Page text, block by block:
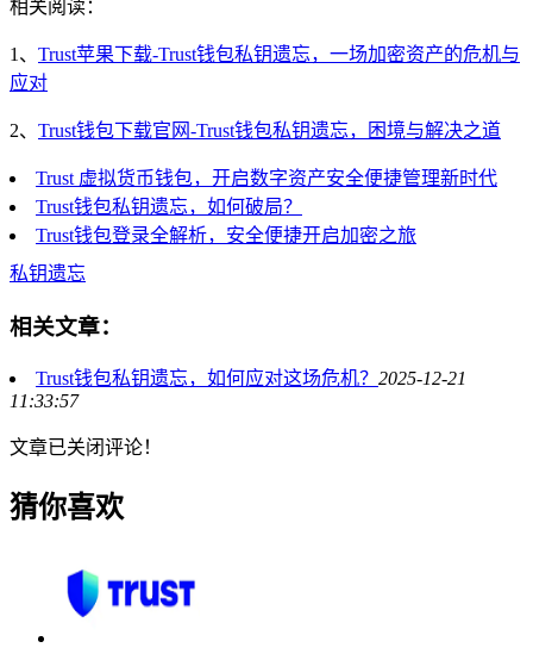
相关阅读：
1、 Trust苹果下载-Trust钱包私钥遗忘，一场加密资产的危机与
应对
2、 Trust钱包下载官网-Trust钱包私钥遗忘，困境与解决之道
Trust 虚拟货币钱包，开启数字资产安全便捷管理新时代
Trust钱包私钥遗忘，如何破局？
Trust钱包登录全解析，安全便捷开启加密之旅
私钥遗忘
相关文章：
Trust钱包私钥遗忘，如何应对这场危机？ 2025-12-21
11:33:57
文章已关闭评论！
猜你喜欢